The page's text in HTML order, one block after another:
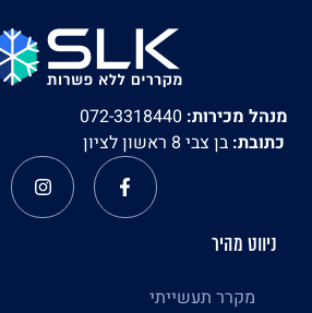
מנהל מכירות: 072-3318440
כתובת: בן צבי 8 ראשון לציון
ניווט מהיר
מקרר תעשייתי